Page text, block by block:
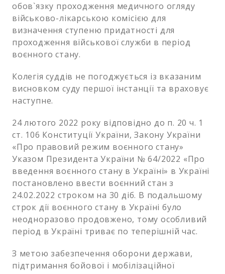
обов`язку проходження медичного огляду
військово-лікарською комісією для
визначення ступеню придатності для
проходження військової служби в період
воєнного стану.
Колегія суддів не погоджується із вказаним
висновком суду першої інстанції та враховує
наступне.
24 лютого 2022 року відповідно до п. 20 ч. 1
ст. 106 Конституції України, Закону України
«Про правовий режим воєнного стану»
Указом Президента України № 64/2022 «Про
введення воєнного стану в Україні» в Україні
постановлено ввести воєнний стан з
24.02.2022 строком на 30 діб. В подальшому
строк дії воєнного стану в Україні було
неодноразово продовжено, тому особливий
період в Україні триває по теперішній час.
З метою забезпечення оборони держави,
підтримання бойової і мобілізаційної